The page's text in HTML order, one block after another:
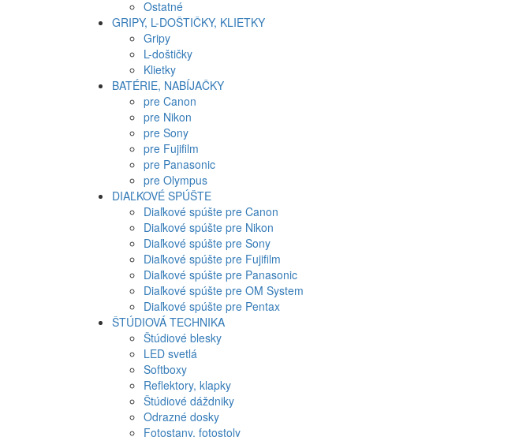
Ostatné
GRIPY, L-DOŠTIČKY, KLIETKY
Gripy
L-doštičky
Klietky
BATÉRIE, NABÍJAČKY
pre Canon
pre Nikon
pre Sony
pre Fujifilm
pre Panasonic
pre Olympus
DIAĽKOVÉ SPÚŠTE
Diaľkové spúšte pre Canon
Diaľkové spúšte pre Nikon
Diaľkové spúšte pre Sony
Diaľkové spúšte pre Fujifilm
Diaľkové spúšte pre Panasonic
Diaľkové spúšte pre OM System
Diaľkové spúšte pre Pentax
ŠTÚDIOVÁ TECHNIKA
Štúdiové blesky
LED svetlá
Softboxy
Reflektory, klapky
Štúdiové dáždniky
Odrazné dosky
Fotostany, fotostoly